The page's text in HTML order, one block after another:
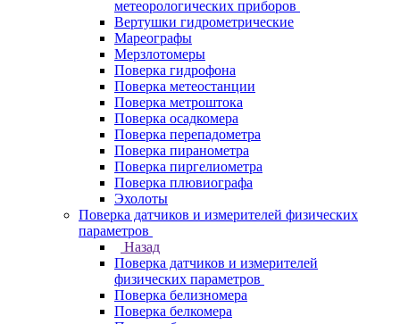
метеорологических приборов
Вертушки гидрометрические
Мареографы
Мерзлотомеры
Поверка гидрофона
Поверка метеостанции
Поверка метроштока
Поверка осадкомера
Поверка перепадометра
Поверка пиранометра
Поверка пиргелиометра
Поверка плювиографа
Эхолоты
Поверка датчиков и измерителей физических
параметров
Назад
Поверка датчиков и измерителей
физических параметров
Поверка белизномера
Поверка белкомера